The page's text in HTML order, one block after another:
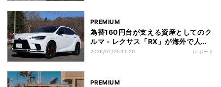
PREMIUM
為替160円台が支える資産としてのク
ルマ - レクサス「RX」が海外で人気
な理由
2026/07/25 11:20 レポート
PREMIUM